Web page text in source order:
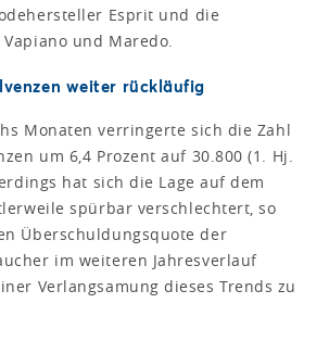
Esprit und die
und Maredo.
weiter rückläufig
Monaten verringerte sich die Zahl
um 6,4 Prozent auf 30.800 (1. Hj.
hat sich die Lage auf dem
spürbar verschlechtert, so
Überschuldungsquote der
im weiteren Jahresverlauf
Verlangsamung dieses Trends zu